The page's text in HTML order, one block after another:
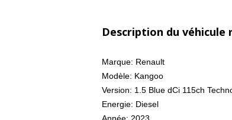
Description du véhicule
Marque: Renault
Modèle: Kangoo
Version: 1.5 Blue dCi 115ch
Energie: Diesel
Année: 2023